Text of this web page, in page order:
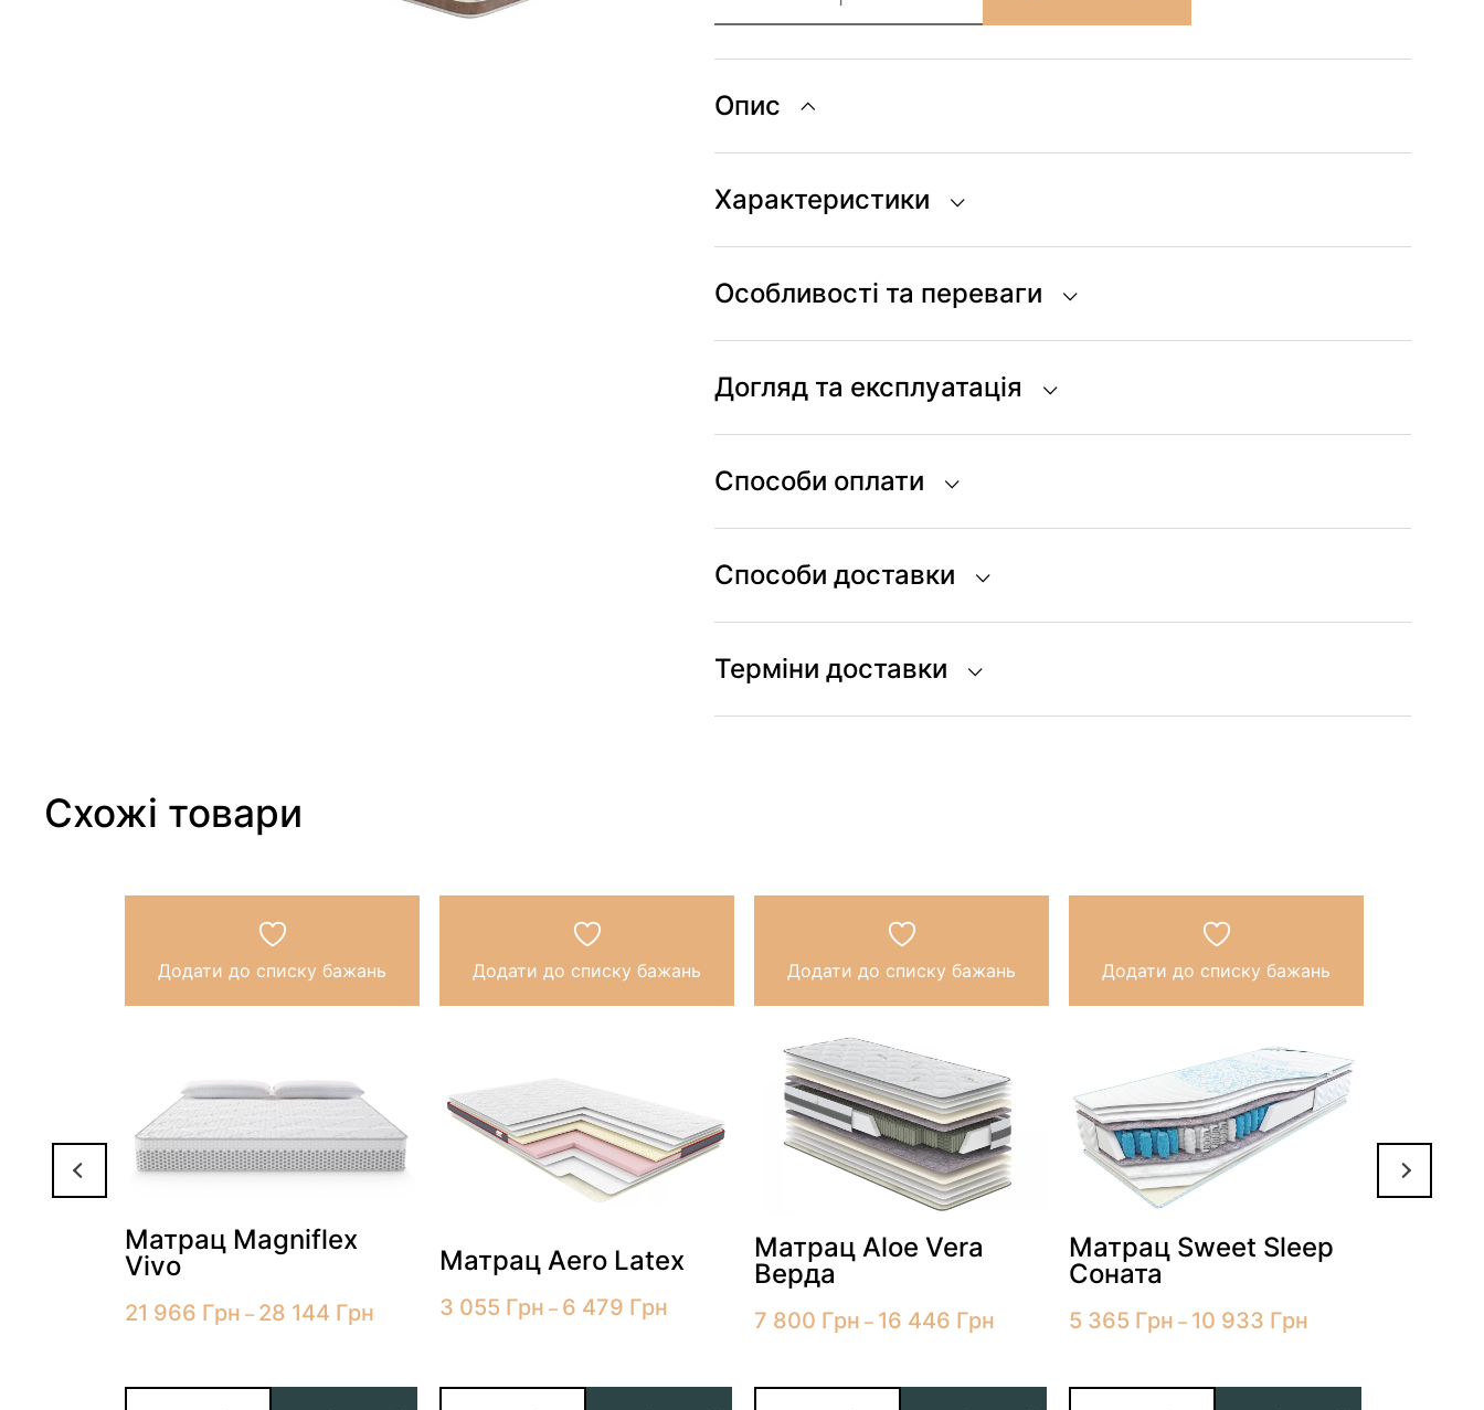
Pulsar
Опис
Характеристики
Особливості та переваги
Догляд та експлуатація
Способи оплати
Способи доставки
Терміни доставки
Схожі товари
Додати до списку бажань
Матрац Magniflex
Vivo
21 966 Грн – 28 144 Грн
Додати до списку бажань
Матрац Aero Latex
3 055 Грн – 6 479 Грн
Додати до списку бажань
Матрац Aloe Vera
Верда
7 800 Грн – 16 446 Грн
Додати до списку бажань
Матрац Sweet Sleep
Соната
5 365 Грн – 10 933 Грн